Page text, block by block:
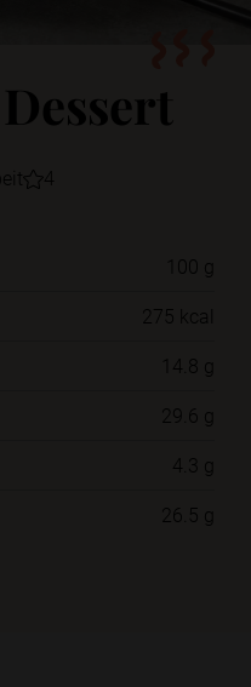
4
100 g
275 kcal
14.8 g
29.6 g
4.3 g
26.5 g